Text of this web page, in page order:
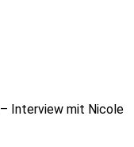
Interview mit Nicole